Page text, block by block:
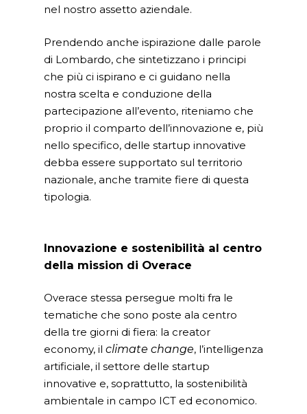
nel nostro assetto aziendale.
Prendendo anche ispirazione dalle parole
di Lombardo, che sintetizzano i principi
che più ci ispirano e ci guidano nella
nostra scelta e conduzione della
partecipazione all’evento, riteniamo che
proprio il comparto dell’innovazione e, più
nello specifico, delle startup innovative
debba essere supportato sul territorio
nazionale, anche tramite fiere di questa
tipologia.
Innovazione e sostenibilità al centro
della mission di Overace
Overace stessa persegue molti fra le
tematiche che sono poste ala centro
della tre giorni di fiera: la creator
economy, il climate change, l’intelligenza
artificiale, il settore delle startup
innovative e, soprattutto, la sostenibilità
ambientale in campo ICT ed economico.
Home
Cosa facciamo
SAP
Consulenza
IT operations
spaceO
Overace
HQ & Factory
Via Luigi Mercantini 5
10132 – Turin – Italy